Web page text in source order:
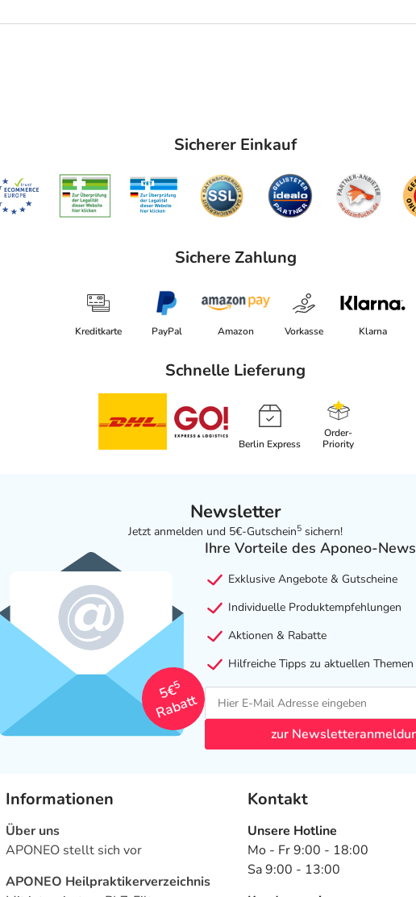
Sicherer Einkauf
Sichere Zahlung
Kreditkarte PayPal Amazon Vorkasse Klarna
Schnelle Lieferung
Berlin Express
Order-
Priority
Newsletter
Jetzt anmelden und 5€-Gutschein5 sichern!
5€
5
Rabatt
Ihre Vorteile des Aponeo-
Exklusive Angebote & Gutscheine
Individuelle Produktempfehlungen
Aktionen & Rabatte
Hilfreiche Tipps zu aktuellen Themen
zur
Informationen
Über uns
APONEO stellt sich vor
APONEO Heilpraktikerverzeichnis
Kontakt
Unsere Hotline
Mo - Fr 9:00 - 18:00
Sa 9:00 - 13:00